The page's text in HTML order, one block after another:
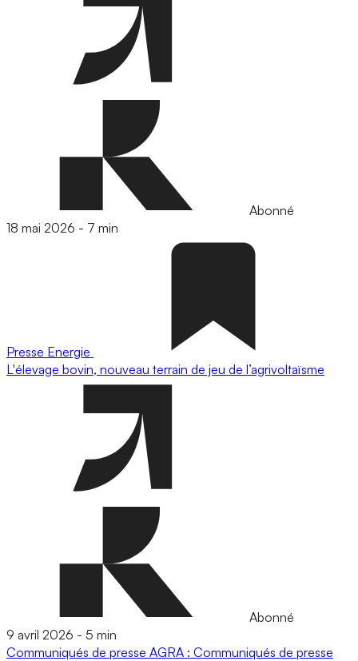
Abonné
18 mai 2026 - 7 min
Presse Energie
L'élevage bovin, nouveau terrain de jeu de l’agrivoltaïsme
Abonné
9 avril 2026 - 5 min
Communiqués de presse AGRA : Communiqués de presse